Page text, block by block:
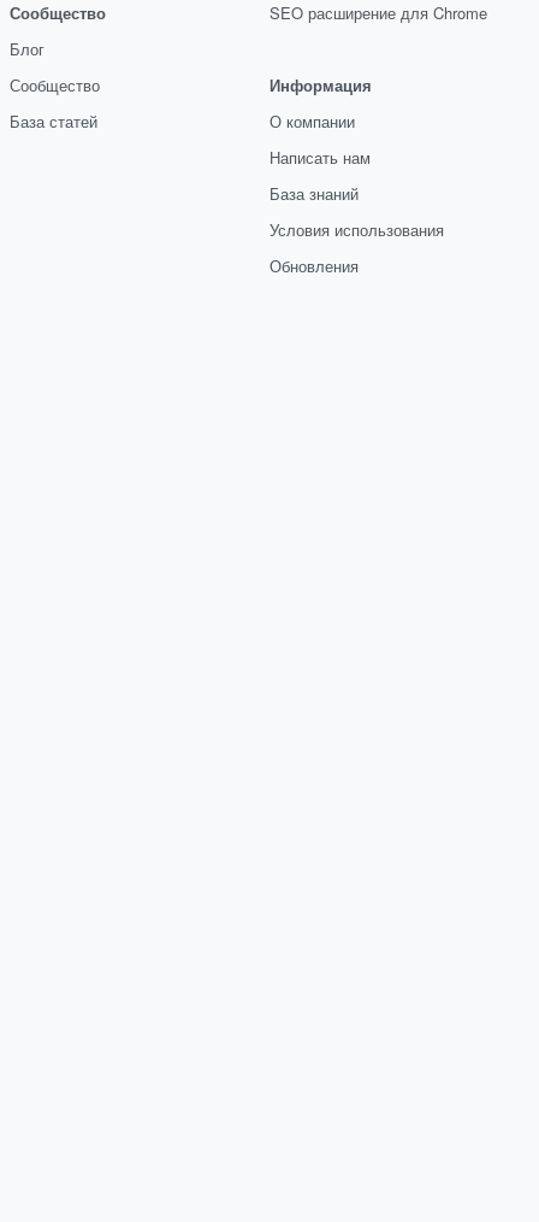
Сообщество
Блог
Сообщество
База статей
SEO расширение для Chrome
Информация
О компании
Написать нам
База знаний
Условия использования
Обновления